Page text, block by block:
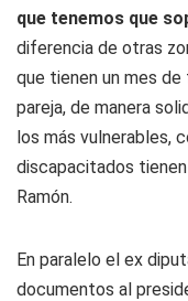
que tenemos que
diferencia de otras
que tienen un mes
pareja, de manera
los más vulnerables,
discapacitados
Ramón.
En paralelo el ex
documentos al